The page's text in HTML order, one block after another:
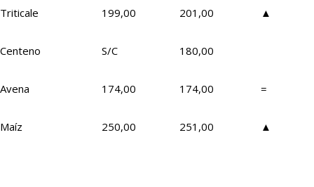
Triticale 199,00 201,00 ▲
Centeno S/C 180,00
Avena 174,00 174,00 =
Maíz 250,00 251,00 ▲